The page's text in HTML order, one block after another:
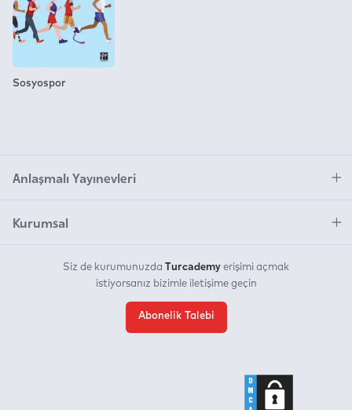
Sosyospor
Anlaşmalı Yayınevleri
Kurumsal
Siz de kurumunuzda Turcademy erişimi açmak
istiyorsanız bizimle iletişime geçin
Abonelik Talebi